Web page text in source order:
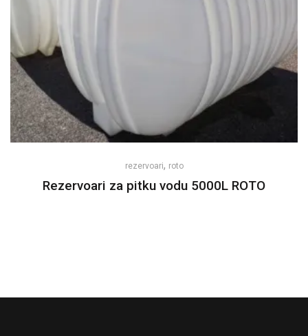
rezervoari, roto
Rezervoari za pitku vodu 5000L ROTO